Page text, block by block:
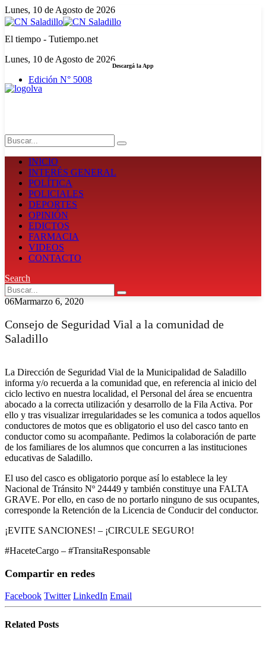
Lunes, 10 de Agosto de 2026
El tiempo - Tutiempo.net
Lunes, 10 de Agosto de 2026
Edición N° 5008
Descargá la App
INICIO
INTERÉS GENERAL
POLÍTICA
POLICIALES
DEPORTES
OPINIÓN
EDICTOS
FARMACIA
VIDEOS
CONTACTO
Search
06Marmarzo 6, 2020
Consejo de Seguridad Vial a la comunidad de
Saladillo
La Dirección de Seguridad Vial de la Municipalidad de Saladillo
informa y/o recuerda a la comunidad que, en referencia al inicio del
ciclo lectivo en nuestra localidad, el Personal del área se encuentra
abocado a la correcta utilización y desarrollo de la Fila Activa. Por
ello y tras visualizar irregularidades se les comunica a todos aquellos
conductores de motos que es obligatorio el uso del casco tanto en
conductor como su acompañante. Pedimos la colaboración de parte
de los familiares de los alumnos que concurren a las instituciones
educativas de Saladillo.
El uso del casco es obligatorio porque así lo establece la ley
Nacional de Tránsito Nº 24449 y también constituye una FALTA
GRAVE. Por ello, en caso de no portarlo ninguno de sus ocupantes,
corresponde la Retención de la Licencia de Conducir del conductor.
¡EVITE SANCIONES! – ¡CIRCULE SEGURO!
#HaceteCargo – #TransitaResponsable
Compartir en redes
Facebook Twitter LinkedIn Email
Related Posts